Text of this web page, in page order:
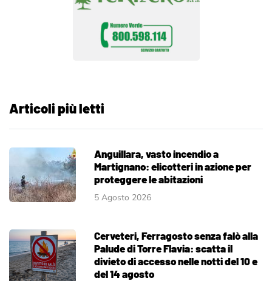
Articoli più letti
Anguillara, vasto incendio a
Martignano: elicotteri in azione per
proteggere le abitazioni
5 Agosto 2026
Cerveteri, Ferragosto senza falò alla
Palude di Torre Flavia: scatta il
divieto di accesso nelle notti del 10 e
del 14 agosto